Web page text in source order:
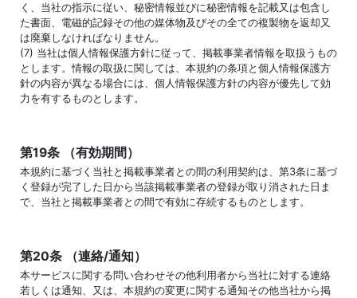
く、当社の指示に従い、秘密情報並びに秘密情報を記載又は包含し
た書面、電磁的記録その他の媒体物及びその全ての複製物を返却又
は廃棄しなければなりません。
(7) 当社は個人情報保護方針に従って、掲載事業者情報を取扱うもの
とします。情報の取扱に関しては、本規約の条項と個人情報保護方
針の内容が異なる場合には、個人情報保護方針の内容が優先して効
力を有するものとします。
第19条 （有効期間）
本規約に基づく当社と掲載事業者との間の利用契約は、第3条に基づ
く登録が完了した日から当該掲載事業者の登録が取り消された日ま
で、当社と掲載事業者との間で有効に存続するものとします。
第20条 （連絡/通知）
本サービスに関する問い合わせその他利用者から当社に対する連絡
若しくは通知、又は、本規約の変更に関する通知その他当社から掲